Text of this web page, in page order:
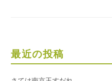
最近の投稿